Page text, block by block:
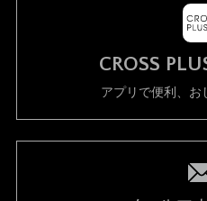
CROSS
アプリで便利、お